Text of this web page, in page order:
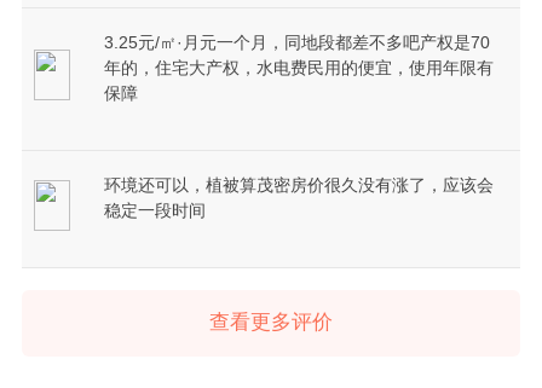
3.25元/㎡·月元一个月，同地段都差不多吧产权是70
年的，住宅大产权，水电费民用的便宜，使用年限有
保障
环境还可以，植被算茂密房价很久没有涨了，应该会
稳定一段时间
查看更多评价